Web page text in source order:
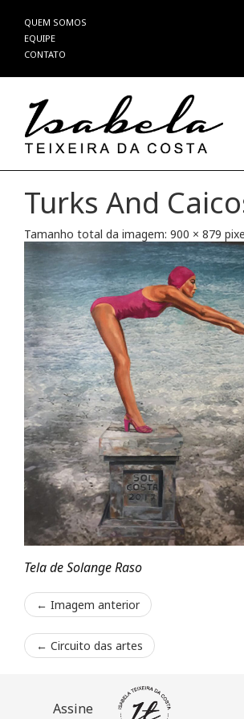
Pular
para
o
QUEM SOMOS
EQUIPE
CONTATO
Turks And
Tamanho total da imagem: 900 × 879
Tela de Solange Raso
← Imagem anterior
← Circuito das artes
Assine